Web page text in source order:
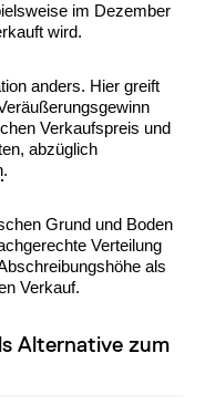
im Dezember
wird.
anders. Hier greift
Verkaufspreis und
abzüglich
.
Grund und Boden
Verteilung
als
Verkauf.
Alternative zum